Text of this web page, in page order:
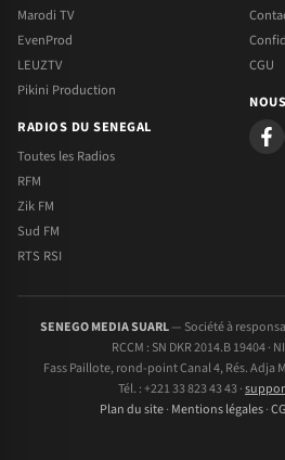
Marodi TV
EvenProd
LEUZTV
Pikini Production
RADIOS DU SENEGAL
Toutes les Radios
RFM
Zik FM
Sud FM
RTS RSI
CGU
SENEGO MEDIA SUARL— Société à
RCCM : SN DKR 2014.B 19404 ·
Fass Paillote, rond-point Canal 4, Rés. Adja
Tél. : +221 33 823 43 43 ·
Plan du site· Mentions légales·